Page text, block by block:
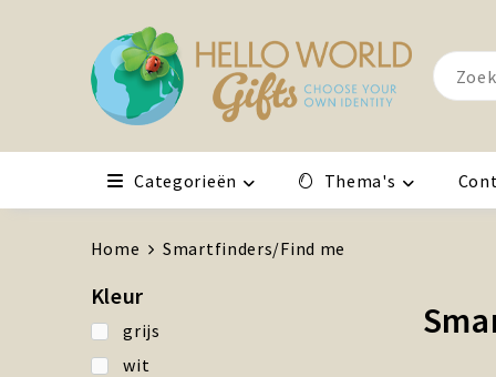
Categorieën Thema's
Home Smartfinders/Find me
Kleur
grijs
wit